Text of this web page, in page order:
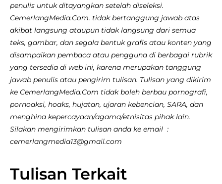
penulis untuk ditayangkan setelah diseleksi.
CemerlangMedia.Com. tidak bertanggung jawab atas
akibat langsung ataupun tidak langsung dari semua
teks, gambar, dan segala bentuk grafis atau konten yang
disampaikan pembaca atau pengguna di berbagai rubrik
yang tersedia di web ini, karena merupakan tanggung
jawab penulis atau pengirim tulisan. Tulisan yang dikirim
ke CemerlangMedia.Com tidak boleh berbau pornografi,
pornoaksi, hoaks, hujatan, ujaran kebencian, SARA, dan
menghina kepercayaan/agama/etnisitas pihak lain.
Silakan mengirimkan tulisan anda ke email :
cemerlangmedia13@gmail.com
Tulisan Terkait